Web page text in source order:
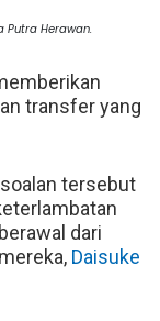
Putra Herawan.
transfer yang
tersebut
dari
Daisuke